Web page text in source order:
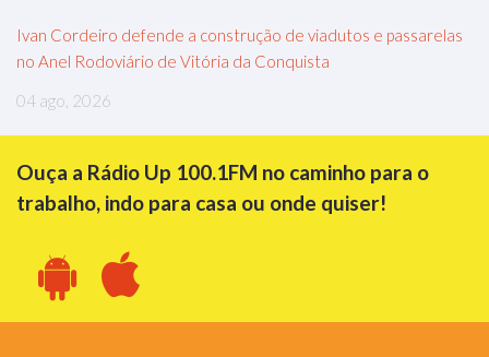
Ivan Cordeiro defende a construção de viadutos e passarelas
no Anel Rodoviário de Vitória da Conquista
04 ago, 2026
Ouça a Rádio Up 100.1FM no caminho para o
trabalho, indo para casa ou onde quiser!